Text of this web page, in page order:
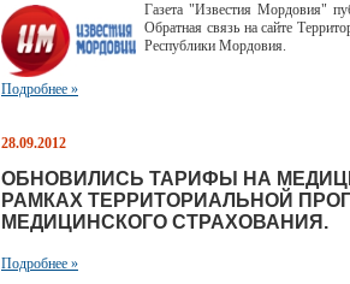
Газета "Известия Мордовия"
Обратная связь на сайте
Республики Мордовия.
Подробнее »
28.09.2012
ОБНОВИЛИСЬ ТАРИФЫ НА
РАМКАХ ТЕРРИТОРИАЛЬНОЙ
МЕДИЦИНСКОГО СТРАХОВАНИЯ.
Подробнее »